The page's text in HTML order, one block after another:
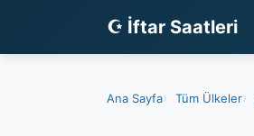
☪ İftar Saatleri
Ana Sayfa Tüm Ülkeler